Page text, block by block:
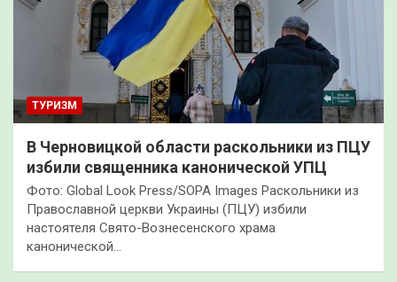
ТУРИЗМ
В Черновицкой области раскольники из ПЦУ
избили священника канонической УПЦ
Фото: Global Look Press/SOPA Images Раскольники из
Православной церкви Украины (ПЦУ) избили
настоятеля Свято-Вознесенского храма
канонической…